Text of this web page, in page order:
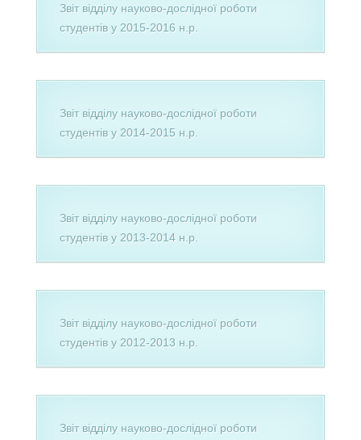
Звіт відділу науково-дослідної роботи
студентів у 2015-2016 н.р.
Звіт відділу науково-дослідної роботи
студентів у 2014-2015 н.р.
Звіт відділу науково-дослідної роботи
студентів у 2013-2014 н.р.
Звіт відділу науково-дослідної роботи
студентів у 2012-2013 н.р.
Звіт відділу науково-дослідної роботи